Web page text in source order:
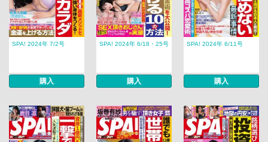
SPA! 2024年 7/2号
購入
SPA! 2024年 6/18・25号
購入
SPA! 2024年 6/11号
購入